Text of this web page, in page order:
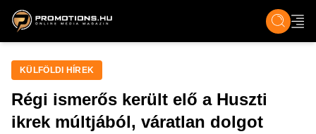
ZENE, FILM & KULT ÉLET TECH &
KÜLFÖLDI HÍREK
Régi ismerős került elő a Huszti
ikrek múltjából, váratlan dolgot